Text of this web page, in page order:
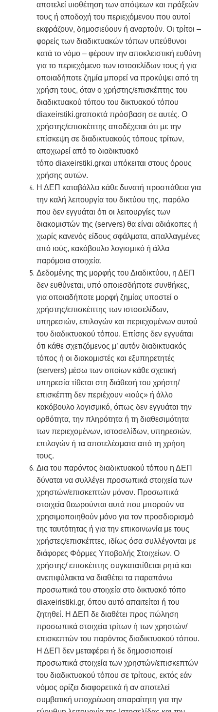
αποτελεί υιοθέτηση των απόψεων και πράξεών
τους ή αποδοχή του περιεχόμενου που αυτοί
εκφράζουν, δημοσιεύουν ή αναρτούν. Οι τρίτοι –
φορείς των διαδικτυακών τόπων υπεύθυνοι
κατά το νόμο – φέρουν την αποκλειστική ευθύνη
για το περιεχόμενο των ιστοσελίδων τους ή για
οποιαδήποτε ζημία μπορεί να προκύψει από τη
χρήση τους, όταν ο χρήστης/επισκέπτης του
διαδικτυακού τόπου του δικτυακού τόπου
diaxeirstiki.grαποκτά πρόσβαση σε αυτές. Ο
χρήστης/επισκέπτης αποδέχεται ότι με την
επίσκεψη σε διαδικτυακούς τόπους τρίτων,
αποχωρεί από το διαδικτυακό
τόπο diaxeirstiki.grκαι υπόκειται στους όρους
χρήσης αυτών.
Η ΔΕΠ καταβάλλει κάθε δυνατή προσπάθεια για
την καλή λειτουργία του δικτύου της, παρόλο
που δεν εγγυάται ότι οι λειτουργίες των
διακομιστών της (servers) θα είναι αδιάκοπες ή
χωρίς κανενός είδους σφάλματα, απαλλαγμένες
από ιούς, κακόβουλο λογισμικό ή άλλα
παρόμοια στοιχεία.
Δεδομένης της μορφής του Διαδικτύου, η ΔΕΠ
δεν ευθύνεται, υπό οποιεσδήποτε συνθήκες,
για οποιαδήποτε μορφή ζημίας υποστεί ο
χρήστης/επισκέπτης των ιστοσελίδων,
υπηρεσιών, επιλογών και περιεχομένων αυτού
του διαδικτυακού τόπου. Επίσης δεν εγγυάται
ότι κάθε σχετιζόμενος μ’ αυτόν διαδικτυακός
τόπος ή οι διακομιστές και εξυπηρετητές
(servers) μέσω των οποίων κάθε σχετική
υπηρεσία τίθεται στη διάθεσή του χρήστη/
επισκέπτη δεν περιέχουν «ιούς» ή άλλο
κακόβουλο λογισμικό, όπως δεν εγγυάται την
ορθότητα, την πληρότητα ή τη διαθεσιμότητα
των περιεχομένων, ιστοσελίδων, υπηρεσιών,
επιλογών ή τα αποτελέσματα από τη χρήση
τους.
Δια του παρόντος διαδικτυακού τόπου η ΔΕΠ
δύναται να συλλέγει προσωπικά στοιχεία των
χρηστών/επισκεπτών μόνον. Προσωπικά
στοιχεία θεωρούνται αυτά που μπορούν να
χρησιμοποιηθούν μόνο για τον προσδιορισμό
της ταυτότητας ή για την επικοινωνία με τους
χρήστες/επισκέπτες, ιδίως όσα συλλέγονται με
διάφορες Φόρμες Υποβολής Στοιχείων. Ο
χρήστης/ επισκέπτης συγκατατίθεται ρητά και
ανεπιφύλακτα να διαθέτει τα παραπάνω
προσωπικά του στοιχεία στο δικτυακό τόπο
diaxeiristiki.gr, όπου αυτό απαιτείται ή του
ζητηθεί. Η ΔΕΠ δε διαθέτει προς πώληση
προσωπικά στοιχεία τρίτων ή των χρηστών/
επισκεπτών του παρόντος διαδικτυακού τόπου.
Η ΔΕΠ δεν μεταφέρει ή δε δημοσιοποιεί
προσωπικά στοιχεία των χρηστών/επισκεπτών
του διαδικτυακού τόπου σε τρίτους, εκτός εάν
νόμος ορίζει διαφορετικά ή αν αποτελεί
συμβατική υποχρέωση απαραίτητη για την